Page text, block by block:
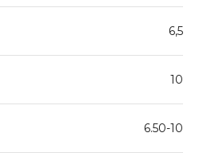
6,5
10
6.50-10